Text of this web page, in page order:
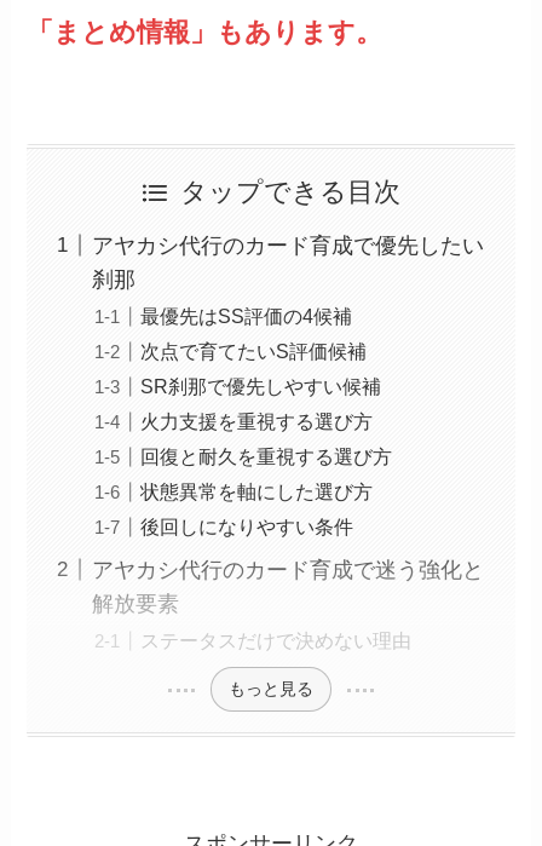
「まとめ情報」もあります。
タップできる目次
アヤカシ代行のカード育成で優先したい
刹那
最優先はSS評価の4候補
次点で育てたいS評価候補
SR刹那で優先しやすい候補
火力支援を重視する選び方
回復と耐久を重視する選び方
状態異常を軸にした選び方
後回しになりやすい条件
アヤカシ代行のカード育成で迷う強化と
解放要素
ステータスだけで決めない理由
もっと見る